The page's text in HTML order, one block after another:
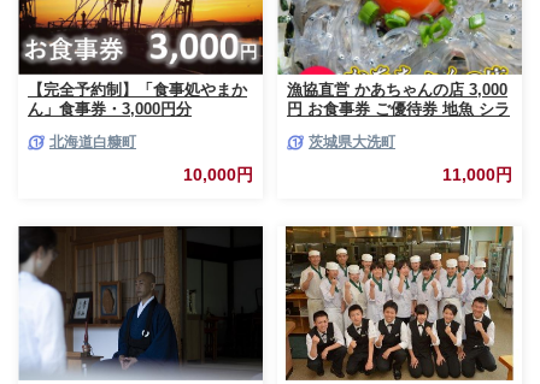
【完全予約制】「食事処やまか
ん」食事券・3,000円分
北海道白糠町
10,000円
漁協直営 かあちゃんの店 3,000
円 お食事券 ご優待券 地魚 シラ
茨城県大洗町
11,000円